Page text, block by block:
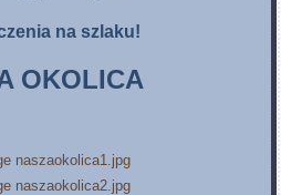
na szlaku!
OKOLICA